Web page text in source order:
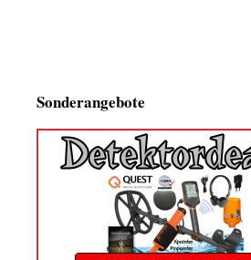
Sonderangebote